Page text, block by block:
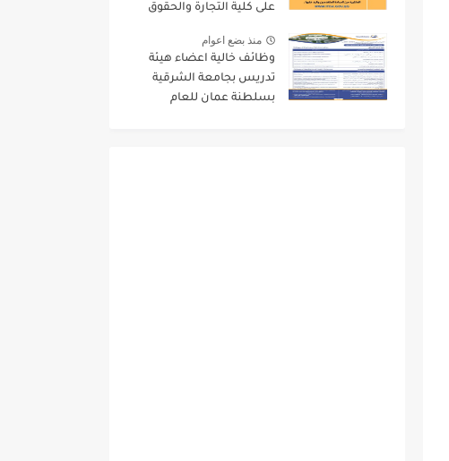
على كلية التجارة والحقوق
الهامة بخصوص المسابقة
منذ بضع اعوام
وظائف خالية اعضاء هيئة
تدريس بجامعة الشرقية
بسلطنة عمان للعام